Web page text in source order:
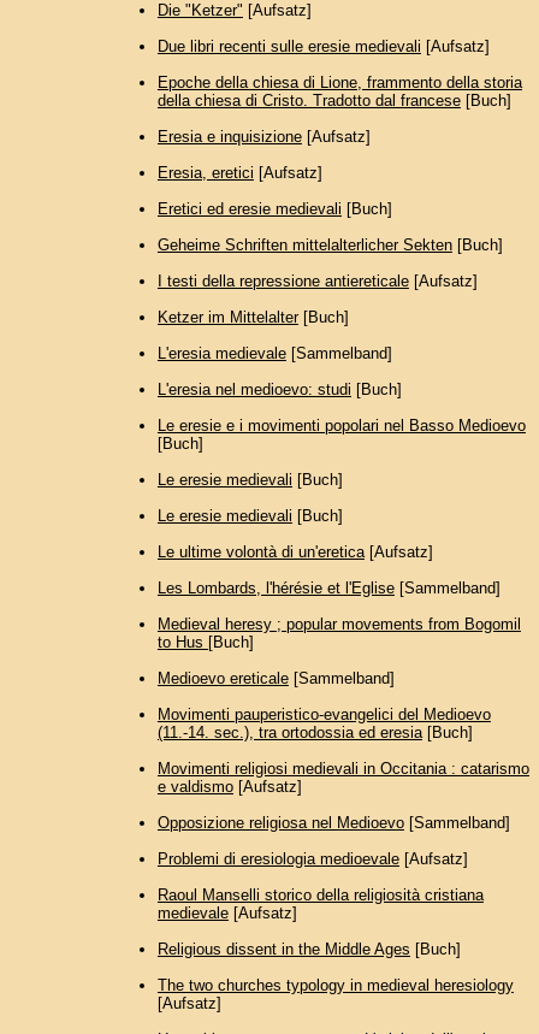
Die "Ketzer" [Aufsatz]
Due libri recenti sulle eresie medievali [Aufsatz]
Epoche della chiesa di Lione, frammento della storia
della chiesa di Cristo. Tradotto dal francese[Buch]
Eresia e inquisizione[Aufsatz]
Eresia, eretici [Aufsatz]
Eretici ed eresie medievali [Buch]
Geheime Schriften mittelalterlicher Sekten[Buch]
I testi della repressione antiereticale[Aufsatz]
Ketzer im Mittelalter[Buch]
L'eresia medievale[Sammelband]
L'eresia nel medioevo: studi [Buch]
Le eresie e i movimenti popolari nel Basso Medioevo
[Buch]
Le eresie medievali [Buch]
Le eresie medievali [Buch]
Le ultime volontà di un'eretica[Aufsatz]
Les Lombards, l'hérésie et l'Eglise[Sammelband]
Medieval heresy ; popular movements from Bogomil
to Hus [Buch]
Medioevo ereticale[Sammelband]
Movimenti pauperistico-evangelici del Medioevo
(11.-14. sec.), tra ortodossia ed eresia[Buch]
Movimenti religiosi medievali in Occitania : catarismo
e valdismo[Aufsatz]
Opposizione religiosa nel Medioevo[Sammelband]
Problemi di eresiologia medioevale[Aufsatz]
Raoul Manselli storico della religiosità cristiana
medievale[Aufsatz]
Religious dissent in the Middle Ages [Buch]
The two churches typology in medieval heresiology
[Aufsatz]